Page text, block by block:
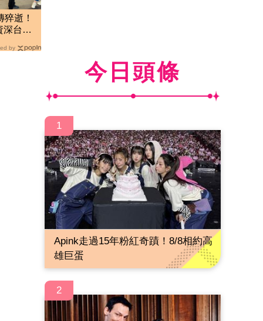
逝！
深台語
by
今日頭條
1
Apink走過15年粉紅奇蹟！8/8相約高
雄巨蛋
2